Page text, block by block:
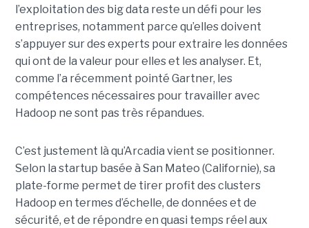
l’exploitation des big data reste un défi pour les
entreprises, notamment parce qu’elles doivent
s’appuyer sur des experts pour extraire les données
qui ont de la valeur pour elles et les analyser. Et,
comme l’a récemment pointé Gartner, les
compétences nécessaires pour travailler avec
Hadoop ne sont pas très répandues.
C’est justement là qu’Arcadia vient se positionner.
Selon la startup basée à San Mateo (Californie), sa
plate-forme permet de tirer profit des clusters
Hadoop en termes d’échelle, de données et de
sécurité, et de répondre en quasi temps réel aux